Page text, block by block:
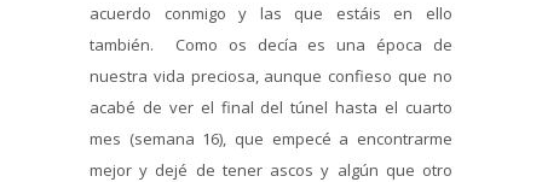
acuerdo conmigo y las que estáis en ello
también. Como os decía es una época de
nuestra vida preciosa, aunque confieso que no
acabé de ver el final del túnel hasta el cuarto
mes (semana 16), que empecé a encontrarme
mejor y dejé de tener ascos y algún que otro